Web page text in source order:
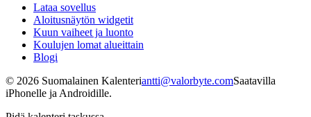
Lataa sovellus
Aloitusnäytön widgetit
Kuun vaiheet ja luonto
Koulujen lomat alueittain
Blogi
© 2026 Suomalainen Kalenteriantti@valorbyte.comSaatavilla
iPhonelle ja Androidille.